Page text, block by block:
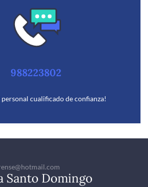
988223802
personal cualificado de confianza!
Santo Domingo